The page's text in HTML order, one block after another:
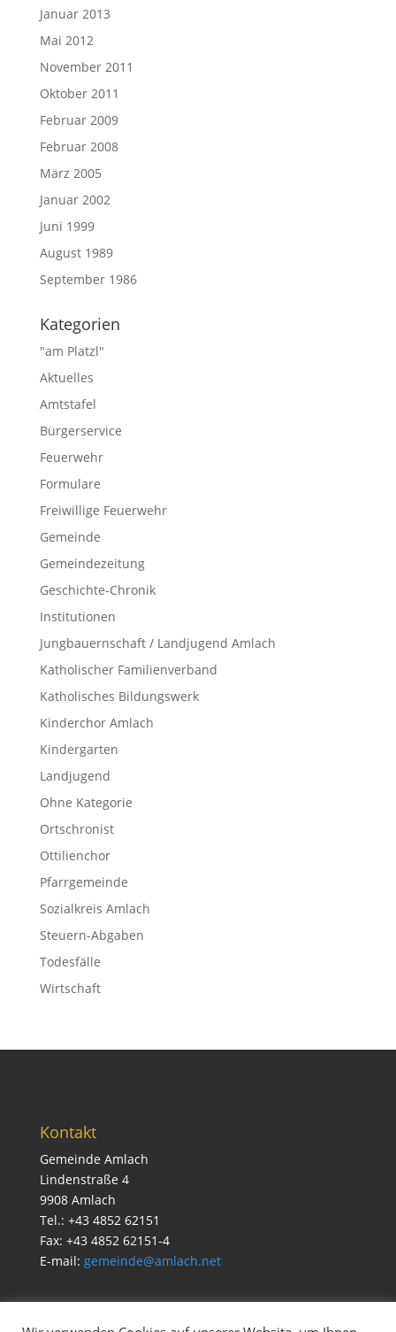
Januar 2013
Mai 2012
November 2011
Oktober 2011
Februar 2009
Februar 2008
März 2005
Januar 2002
Juni 1999
August 1989
September 1986
Kategorien
"am Platzl"
Aktuelles
Amtstafel
Bürgerservice
Feuerwehr
Formulare
Freiwillige Feuerwehr
Gemeinde
Gemeindezeitung
Geschichte-Chronik
Institutionen
Jungbauernschaft / Landjugend Amlach
Katholischer Familienverband
Katholisches Bildungswerk
Kinderchor Amlach
Kindergarten
Landjugend
Ohne Kategorie
Ortschronist
Ottilienchor
Pfarrgemeinde
Sozialkreis Amlach
Steuern-Abgaben
Todesfälle
Wirtschaft
Kontakt
Gemeinde Amlach
Lindenstraße 4
9908 Amlach
Tel.: +43 4852 62151
Fax: +43 4852 62151-4
E-mail: gemeinde@amlach.net